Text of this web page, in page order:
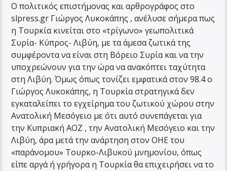
Ο πολιτικός επιστήμονας και αρθρογράφος στο
slpress.gr Γιώργος Λυκοκάπης , ανέλυσε σήμερα πως
η Τουρκία κινείται στο «τρίγωνο» γεωπολιτικά
Συρία- Κύπρος- Λιβύη, με τα άμεσα ζωτικά της
συμφέροντα να είναι στη Βόρειο Συρία και να την
υποχρεώνουν για την ώρα να ανακόπτει ταχύτητα
στη Λιβύη. Όμως όπως τονίζει εμφατικά στον 98.4 ο
Γιώργος Λυκοκάπης, η Τουρκία στρατηγικά δεν
εγκαταλείπει το εγχείρημα του ζωτικού χώρου στην
Ανατολική Μεσόγειο με ότι αυτό συνεπάγεται για
την Κυπριακή ΑΟΖ , την Ανατολική Μεσόγειο και την
Λιβύη, άρα μετά την ανάρτηση στον ΟΗΕ του
«παράνομου» Τουρκο-Λιβυκού μνημονίου, όπως
είπε αργά ή γρήγορα η Τουρκία θα επιχειρήσει να το